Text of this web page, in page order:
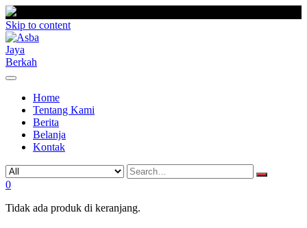
Skip to content
Home
Tentang Kami
Berita
Belanja
Kontak
0
Tidak ada produk di keranjang.